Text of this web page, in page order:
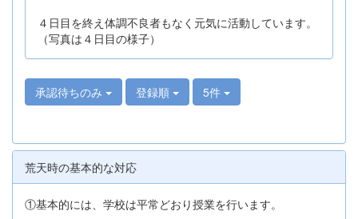
４日目を終え体調不良者もなく元気に活動しています。
（写真は４日目の様子）
承認待ちのみ 登録順 5件
荒天時の基本的な対応
①基本的には、学校は平常どおり授業を行います。